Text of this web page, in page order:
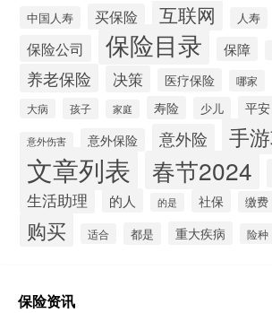
中国人寿 买保险 互联网 人寿
保险公司 保险目录 保障
养老保险 决策 医疗保险 哪家
大病
孩子 家庭 寿险 少儿 平安
意外伤害 意外保险 意外险 手
文章列表 春节2024
生活助理 的人 的是 社保 缴费
购买 适合 都是 重大疾病 险种
保险资讯